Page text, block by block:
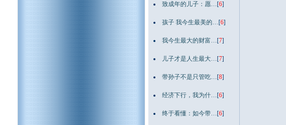
致成年的儿子：愿…[6]
孩子 我今生最美的…[6]
我今生最大的财富…[7]
儿子才是人生最大…[7]
带孙子不是只管吃…[8]
经济下行，我为什…[6]
终于看懂：如今带…[6]